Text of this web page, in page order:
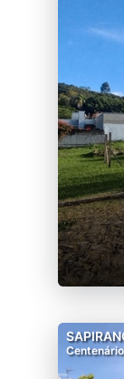
Centenário